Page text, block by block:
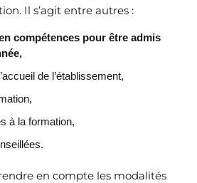
Il s’agit entre autres :
compétences pour être admis
de l’établissement,
à la formation,
en compte les modalités